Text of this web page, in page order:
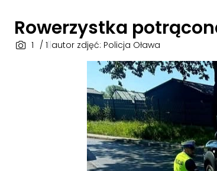
Rowerzystka
1 / 1 autor zdjęć: Policja Oława